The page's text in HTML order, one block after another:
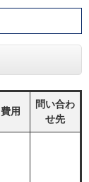
費用
問い合わ
せ先